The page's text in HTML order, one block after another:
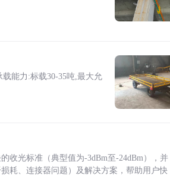
载能力:标载30-35吨,最大允
收光标准（典型值为-3dBm至-24dBm），并
耗、连接器问题）及解决方案，帮助用户快